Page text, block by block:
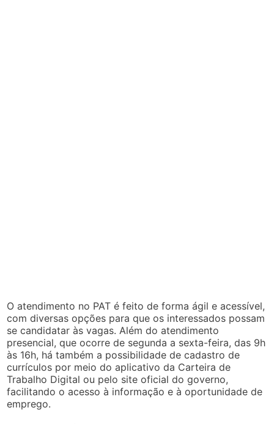
O atendimento no PAT é feito de forma ágil e acessível,
com diversas opções para que os interessados possam
se candidatar às vagas. Além do atendimento
presencial, que ocorre de segunda a sexta-feira, das 9h
às 16h, há também a possibilidade de cadastro de
currículos por meio do aplicativo da Carteira de
Trabalho Digital ou pelo site oficial do governo,
facilitando o acesso à informação e à oportunidade de
emprego.